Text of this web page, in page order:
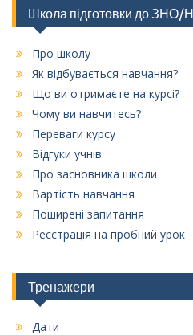
Школа підготовки до ЗНО/
Про школу
Як відбувається навчання?
Що ви отримаєте на курсі?
Чому ви навчитесь?
Переваги курсу
Відгуки учнів
Про засновника школи
Вартість навчання
Поширені запитання
Реєстрація на пробний урок
Тренажери
Дати